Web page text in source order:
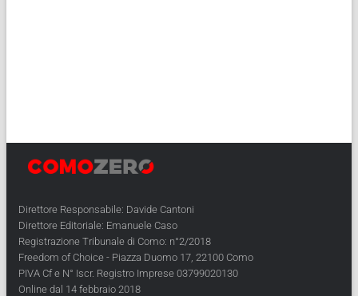
Direttore Responsabile: Davide Cantoni
Direttore Editoriale: Emanuele Caso
Registrazione Tribunale di Como: n°2/2018
Freedom of Choice - Piazza Duomo 17, 22100 Como
PIVA Cf e N° Iscr. Registro Imprese 03799020130
Online dal 14 febbraio 2018